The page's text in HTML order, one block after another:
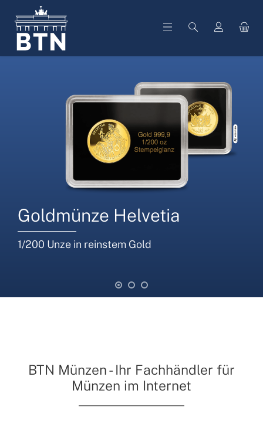
springen
Goldmünze Helvetia
1/200 Unze in reinstem Gold
BTN Münzen - Ihr Fachhändler für
Münzen im Internet